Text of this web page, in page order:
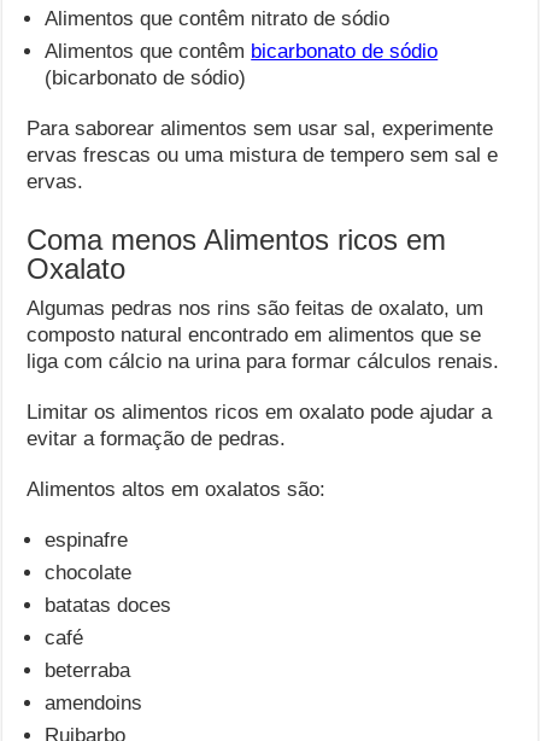
Alimentos que contêm nitrato de sódio
Alimentos que contêm bicarbonato de sódio
(bicarbonato de sódio)
Para saborear alimentos sem usar sal, experimente
ervas frescas ou uma mistura de tempero sem sal e
ervas.
Coma menos Alimentos ricos em
Oxalato
Algumas pedras nos rins são feitas de oxalato, um
composto natural encontrado em alimentos que se
liga com cálcio na urina para formar cálculos renais.
Limitar os alimentos ricos em oxalato pode ajudar a
evitar a formação de pedras.
Alimentos altos em oxalatos são:
espinafre
chocolate
batatas doces
café
beterraba
amendoins
Ruibarbo